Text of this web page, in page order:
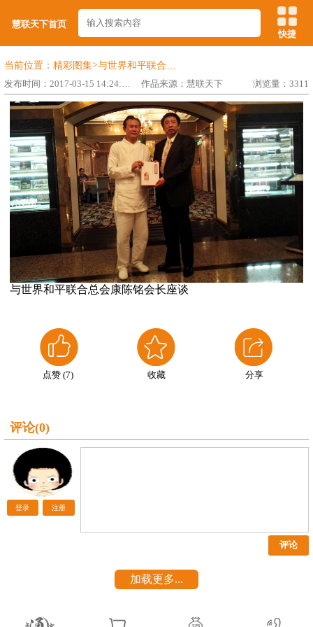
慧联天下首页
快捷
当前位置：精彩图集>
发布时间：2017-03-15 14:24:52 作品来源：慧联天下 浏览量：3311
与世界和平联合总会康陈铭会长座谈
点赞 (7) 收藏 分享
评论(0)
登录 注册
评论
加载更多...